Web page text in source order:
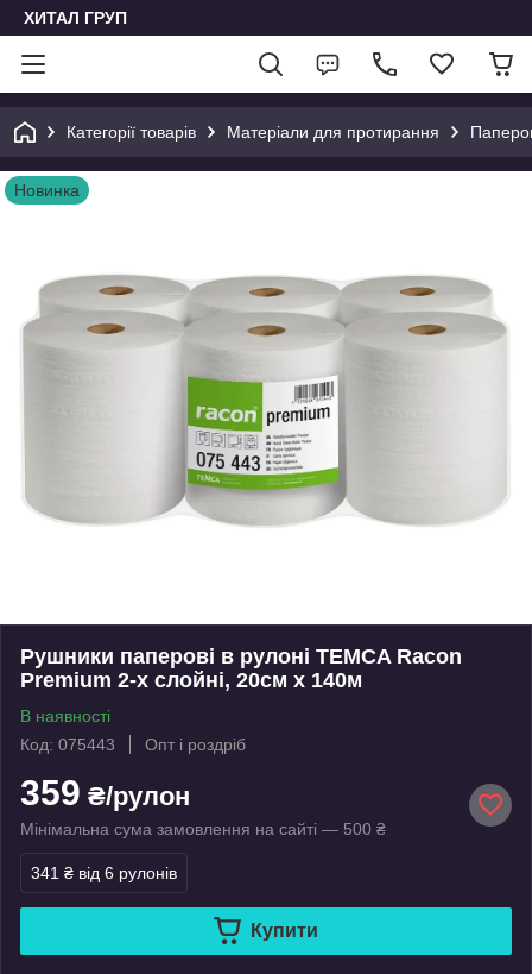
ХИТАЛ ГРУП
Категорії товарів Матеріали для протирання
Новинка
Рушники паперові в рулоні TEMCA Racon
Premium 2-х слойні, 20см х 140м
В наявності
Код: 075443
Опт і роздріб
359 ₴/рулон
Мінімальна сума замовлення на сайті — 500 ₴
341 ₴ від 6 рулонів
Купити